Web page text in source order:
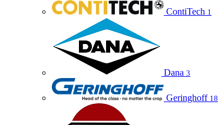
ContiTech 1
Dana 3
Geringhoff 18